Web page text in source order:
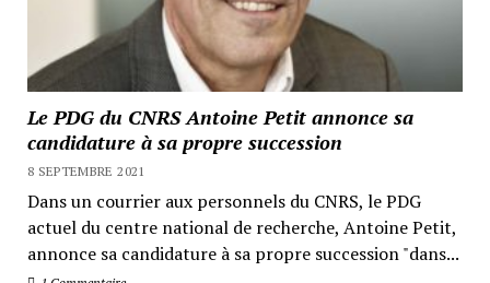
Le PDG du CNRS Antoine Petit annonce sa
candidature à sa propre succession
8 SEPTEMBRE 2021
Dans un courrier aux personnels du CNRS, le PDG
actuel du centre national de recherche, Antoine Petit,
annonce sa candidature à sa propre succession "dans...